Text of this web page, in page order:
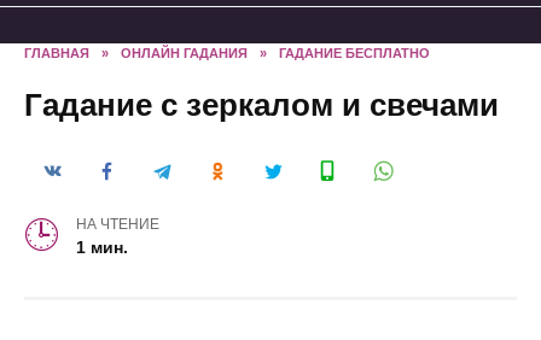
ГЛАВНАЯ » ОНЛАЙН ГАДАНИЯ » ГАДАНИЕ БЕСПЛАТНО
Гадание с зеркалом и свечами
НА ЧТЕНИЕ
1 мин.